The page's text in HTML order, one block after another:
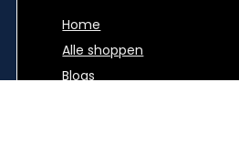
Home
Alle shoppen
Blogs